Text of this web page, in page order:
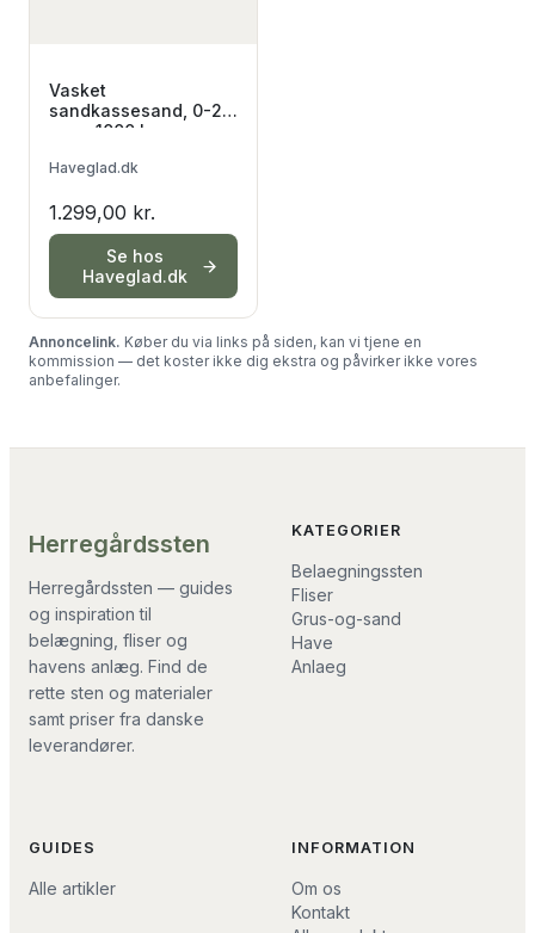
Vasket
sandkassesand, 0-2
mm - 1000 kg
Haveglad.dk
1.299,00 kr.
Se hos
Haveglad.dk
Annoncelink. Køber du via links på siden, kan vi tjene en
kommission — det koster ikke dig ekstra og påvirker ikke vores
anbefalinger.
Herregårdssten
Herregårdssten — guides
og inspiration til
belægning, fliser og
havens anlæg. Find de
rette sten og materialer
samt priser fra danske
leverandører.
KATEGORIER
Belaegningssten
Fliser
Grus-og-sand
Have
Anlaeg
GUIDES
Alle artikler
INFORMATION
Om os
Kontakt